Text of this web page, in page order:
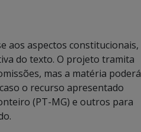
aos aspectos constitucionais,
do texto. O projeto tramita
, mas a matéria poderá
o recurso apresentado
(PT-MG) e outros para